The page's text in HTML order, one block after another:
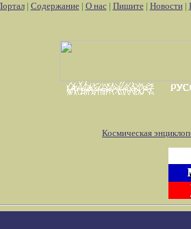
| Содержание| О нас| Пишите| Новости|
Космическая